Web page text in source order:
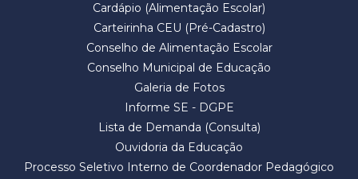
Cardápio (Alimentação Escolar)
Carteirinha CEU (Pré-Cadastro)
Conselho de Alimentação Escolar
Conselho Municipal de Educação
Galeria de Fotos
Informe SE - DGPE
Lista de Demanda (Consulta)
Ouvidoria da Educação
Processo Seletivo Interno de Coordenador Pedagógico